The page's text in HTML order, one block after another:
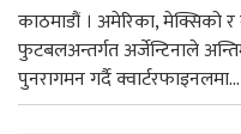
काठमाडौं । अमेरिका, मेक्सिको र
फुटबलअन्तर्गत अर्जेन्टिनाले
पुनरागमन गर्दै क्वार्टरफाइनलमा...